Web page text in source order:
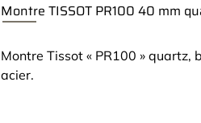
Montre TISSOT PR100 40 mm
Montre Tissot « PR100 »
acier.